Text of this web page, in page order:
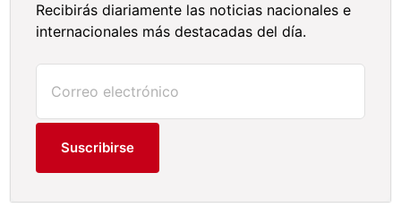
Recibirás diariamente las noticias nacionales e
internacionales más destacadas del día.
Suscribirse